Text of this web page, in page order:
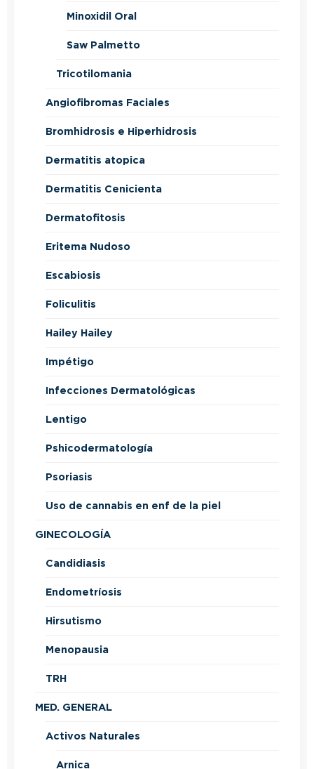
Minoxidil Oral
Saw Palmetto
Tricotilomania
Angiofibromas Faciales
Bromhidrosis e Hiperhidrosis
Dermatitis atopica
Dermatitis Cenicienta
Dermatofitosis
Eritema Nudoso
Escabiosis
Foliculitis
Hailey Hailey
Impétigo
Infecciones Dermatológicas
Lentigo
Pshicodermatología
Psoriasis
Uso de cannabis en enf de la piel
GINECOLOGÍA
Candidiasis
Endometríosis
Hirsutismo
Menopausia
TRH
MED. GENERAL
Activos Naturales
Arnica